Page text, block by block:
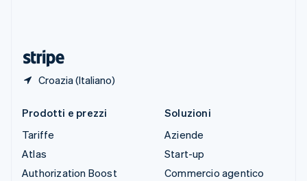
Croazia (Italiano)
Prodotti e prezzi
Tariffe
Atlas
Authorization Boost
Soluzioni
Aziende
Start-up
Commercio agentico